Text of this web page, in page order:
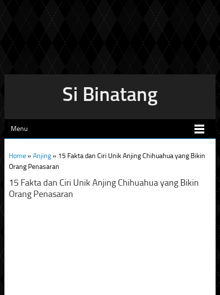
Si Binatang
Menu
Home» Anjing» 15 Fakta dan Ciri Unik Anjing Chihuahua yang Bikin
Orang Penasaran
15 Fakta dan Ciri Unik Anjing Chihuahua yang Bikin
Orang Penasaran